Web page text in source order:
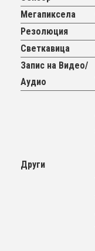
Мегапиксела
Резолюция
Светкавица
Запис на Видео/
Аудио
Други